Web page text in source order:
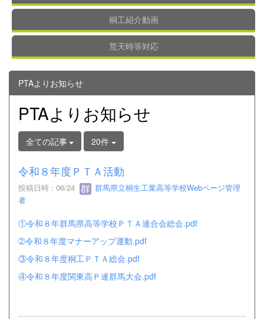
桐工紹介動画
荒天時等対応
PTAよりお知らせ
PTAよりお知らせ
全ての記事 20件
令和８年度ＰＴＡ活動
投稿日時 : 06/24
群馬県立桐生工業高等学校Webページ管理
者
①令和８年群馬県高等学校ＰＴＡ連合会総会.pdf
➁令和８年度マナーアップ運動.pdf
③令和８年度桐工ＰＴＡ総会.pdf
④令和８年度関東高Ｐ連群馬大会.pdf